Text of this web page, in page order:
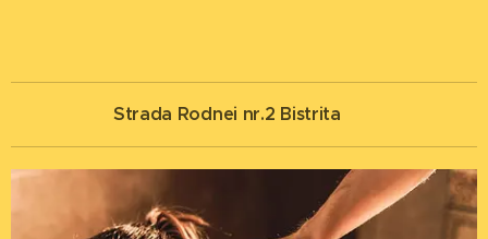
Strada Rodnei nr.2 Bistrita